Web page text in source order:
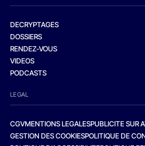
DECRYPTAGES
DOSSIERS
RENDEZ-VOUS
VIDEOS
PODCASTS
LEGAL
CGVMENTIONS LEGALESPUBLICITE SUR
GESTION DES COOKIESPOLITIQUE DE